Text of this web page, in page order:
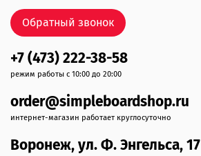
+7 (473) 222-38-58
режим работы с 10:00 до 20:00
order@simpleboardshop.ru
интернет-магазин работает круглосуточно
Воронеж, ул. Ф. Энгельса, 17
Обратный звонок